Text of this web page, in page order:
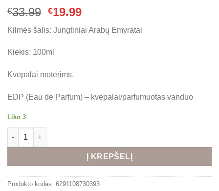
€33.99 Original
was:
€33.99.
€19.99Current
is:
Kilmės šalis: Jungtiniai Arabų Emyratai
Kiekis: 100ml
Kvepalai moterims.
EDP (Eau de Parfum) – kvepalai/parfumuotas vanduo
Liko 3
produkto kiekis: Rihanah Ana Assali EDP 100ml kvepalai
Į KREPŠELĮ
Alternative:
Produkto kodas: 6291108730393